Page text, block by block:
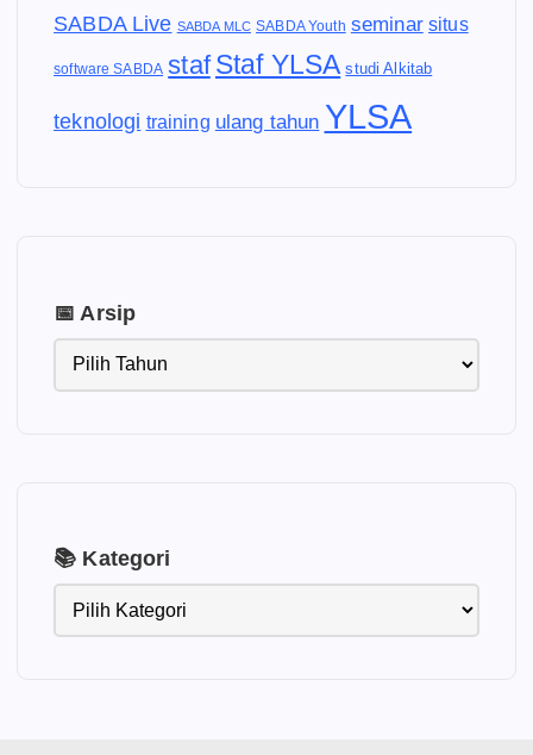
SABDA Live SABDA MLC SABDA Youth seminar situs
software SABDA staf Staf YLSA studi Alkitab
teknologi training ulang tahun YLSA
📅 Arsip
📚 Kategori